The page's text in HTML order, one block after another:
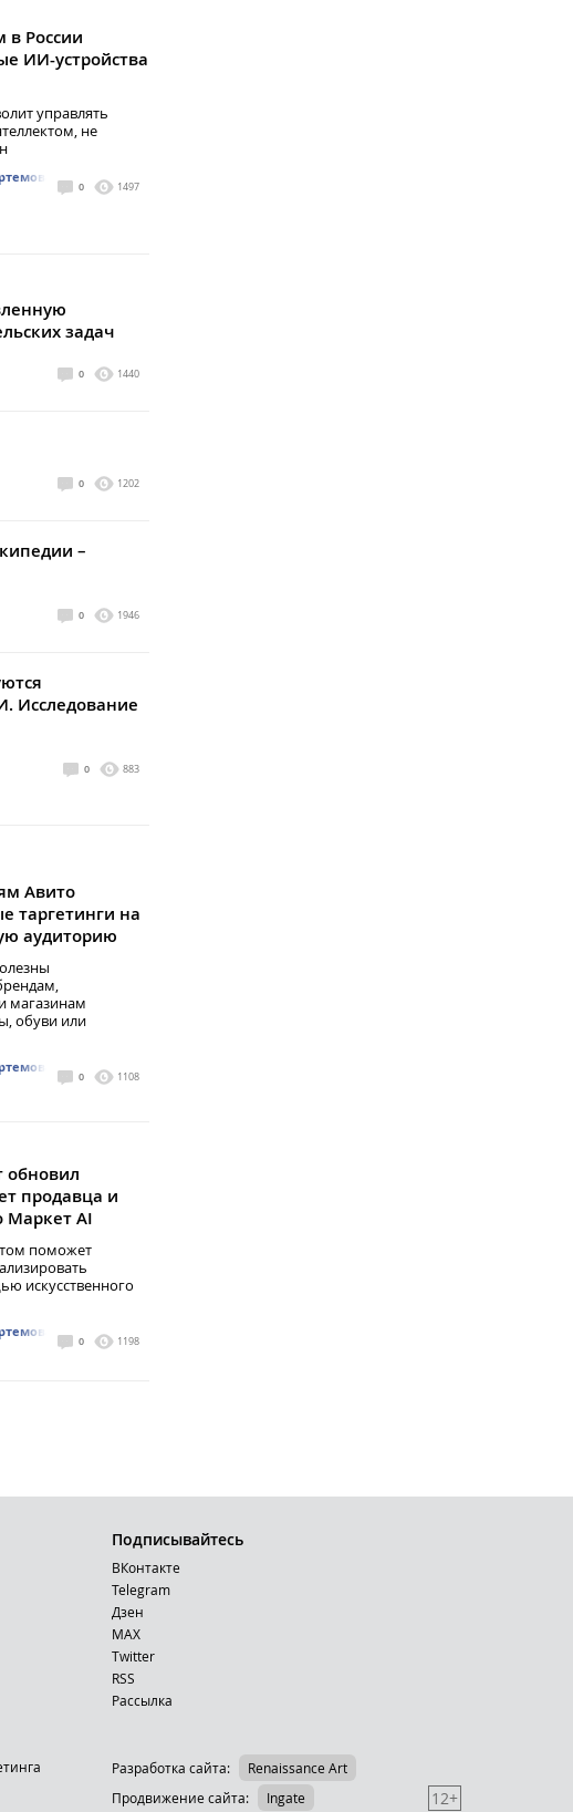
в России
ИИ-устройства
управлять
не
0 1497
задач
0 1440
0 1202
–
0 1946
Исследование
0 883
Авито
таргетинги на
аудиторию
магазинам
обуви или
0 1108
обновил
продавца и
Маркет AI
поможет
искусственного
0 1198
Подписывайтесь
ВКонтакте
Telegram
Дзен
MAX
Тwitter
RSS
Рассылка
Разработка сайта:
Renaissance Art
Продвижение сайта: Ingate 12+